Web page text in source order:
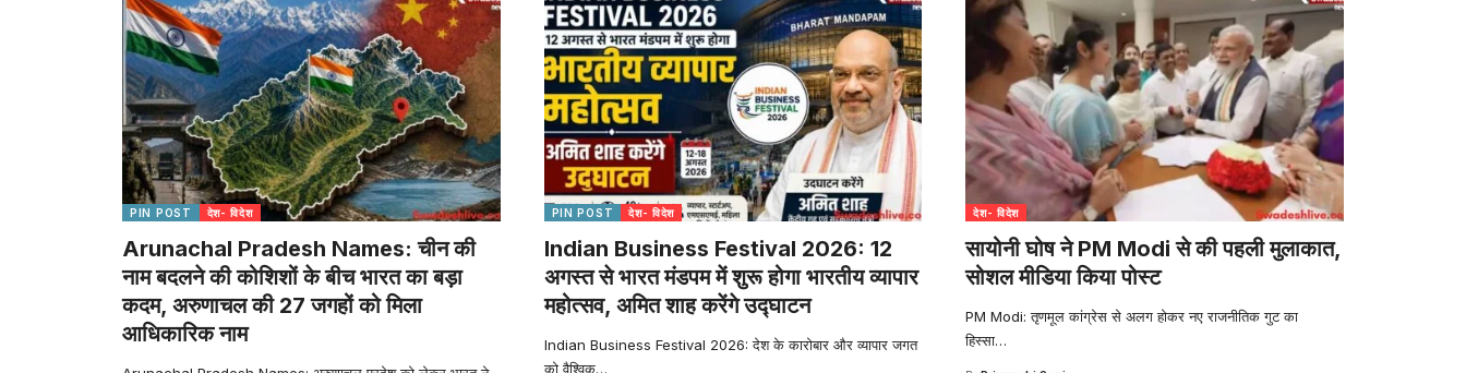
PIN POST देश- विदेश
Arunachal Pradesh Names: चीन की
नाम बदलने की कोशिशों के बीच भारत का बड़ा
कदम, अरुणाचल की 27 जगहों को मिला
आधिकारिक नाम
PIN POST देश- विदेश
Indian Business Festival 2026: 12
अगस्त से भारत मंडपम में शुरू होगा भारतीय व्यापार
महोत्सव, अमित शाह करेंगे उद्घाटन
Indian Business Festival 2026: देश के कारोबार और व्यापार जगत
को वैश्विक…
देश- विदेश
सायोनी घोष ने PM Modi से की पहली मुलाकात,
सोशल मीडिया किया पोस्ट
PM Modi: तृणमूल कांग्रेस से अलग होकर नए राजनीतिक गुट का
हिस्सा…